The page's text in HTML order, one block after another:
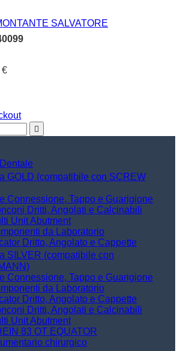
€

GOLD (compatibile con SCREW
Connessione, Tappo e Guarigione
Dritti, Angolati e Calcinabili
Unit Abutment
da Laboratorio
Dritto, Angolato e Cappette
SILVER (compatibile con
Connessione, Tappo e Guarigione
da Laboratorio
Dritto, Angolato e Cappette
Dritti, Angolati e Calcinabili
Unit Abutment
83 OT EQUATOR
chirurgico